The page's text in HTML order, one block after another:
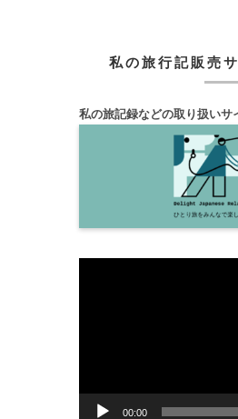
私の旅行記販売
私の旅記録などの取り扱いサ
00:00